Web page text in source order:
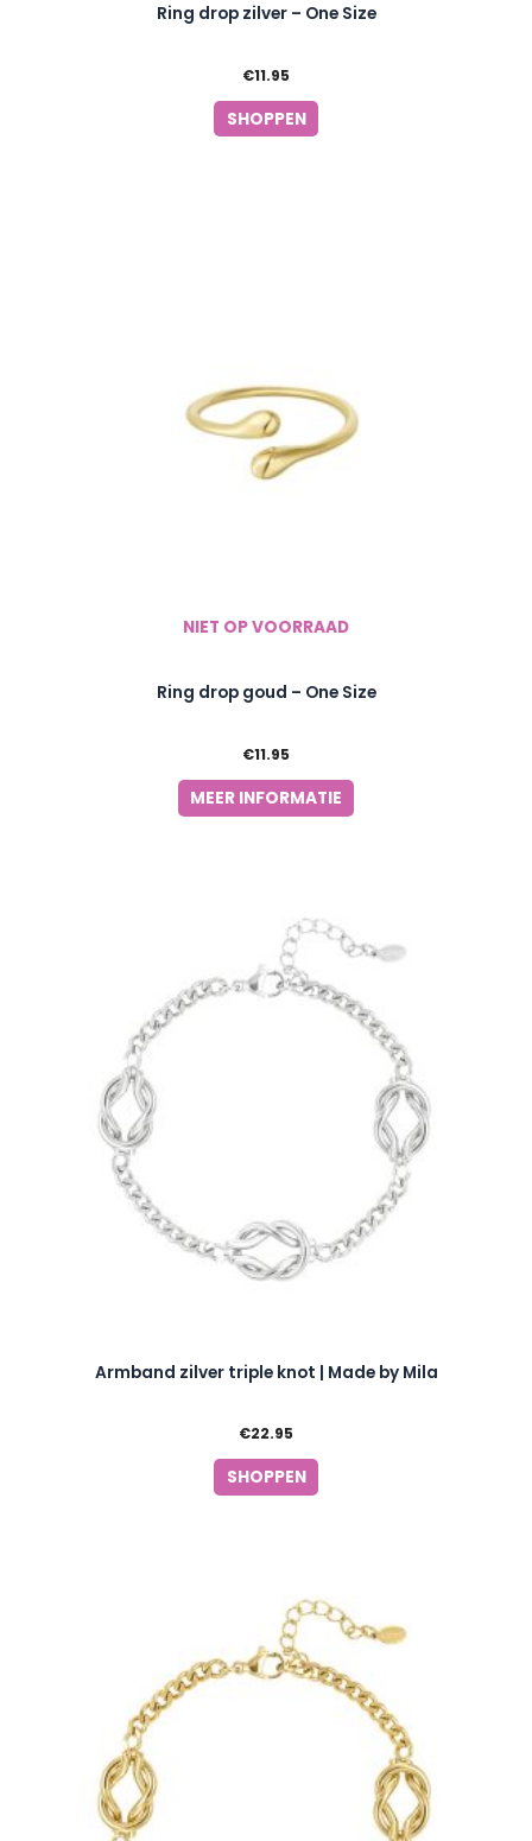
Ring drop zilver – One Size
€11.95
SHOPPEN
NIET OP VOORRAAD
Ring drop goud – One Size
€11.95
MEER INFORMATIE
Armband zilver triple knot | Made by Mila
€22.95
SHOPPEN